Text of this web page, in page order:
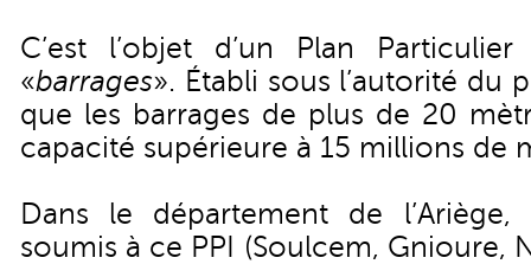
C’est l’objet d’un Plan Particulier
«barrages». Établi sous l’autorité du
que les barrages de plus de 20
capacité supérieure à 15 millions de
Dans le département de
soumis à ce PPI (Soulcem, Gnioure,